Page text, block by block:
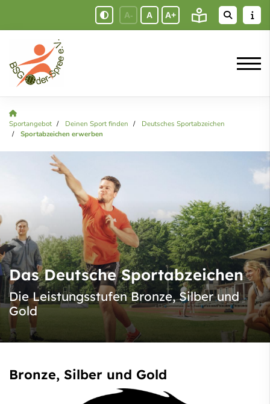
A- A A+
Sportangebot Deinen Sport finden
Deutsches Sportabzeichen
Sportabzeichen erwerben
Das Deutsche Sportabzeichen
Die Leistungsstufen Bronze, Silber und
Gold
Bronze, Silber und Gold